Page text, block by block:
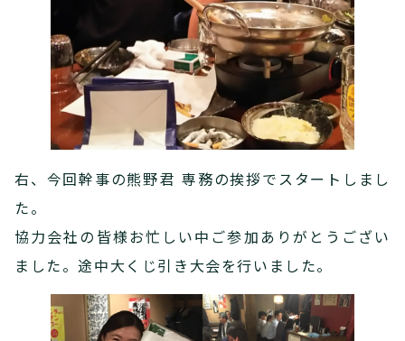
右、今回幹事の熊野君 専務の挨拶でスタートしまし
た。
協力会社の皆様お忙しい中ご参加ありがとうござい
ました。途中大くじ引き大会を行いました。